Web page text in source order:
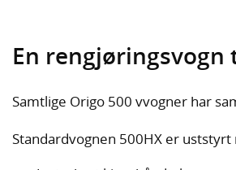
En
Samtlige Origo 500 vvogner har
Standardvognen 500HX er uststyrt